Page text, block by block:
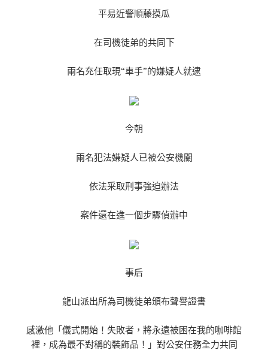
平易近警順藤摸瓜
在司機徒弟的共同下
兩名充任取現“車手”的嫌疑人就逮
今朝
兩名犯法嫌疑人已被公安機關
依法采取刑事強迫辦法
案件還在進一個步驟偵辦中
事后
龍山派出所為司機徒弟頒布聲譽證書
感激他「儀式開始！失敗者，將永遠被困在我的咖啡館
裡，成為最不對稱的裝飾品！」對公安任務全力共同